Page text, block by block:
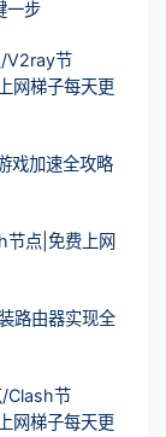
一步
V2ray节
网梯子每天更
戏加速全攻略
点|免费上网
路由器实现全
Clash节
网梯子每天更